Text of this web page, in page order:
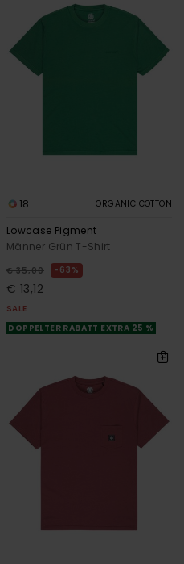
18 ORGANIC COTTON
Lowcase Pigment
Männer Grün T-Shirt
€ 35,00 63%
€ 13,12
SALE
DOPPELTER RABATT EXTRA 25 %